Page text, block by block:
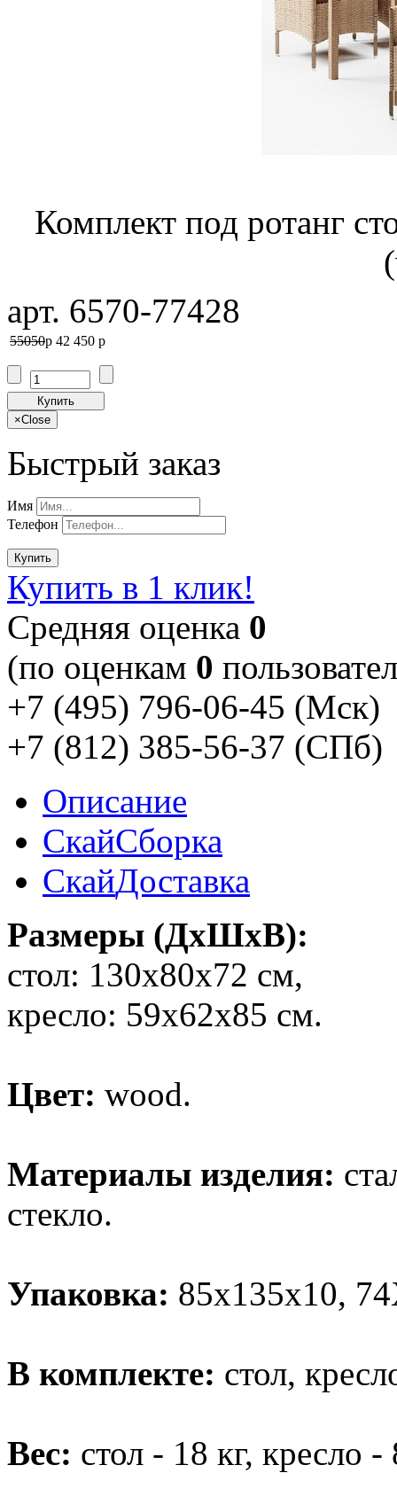
Комплект под ротанг
арт. 6570-77428
55050p 42 450 p
Купить
×Close
Быстрый заказ
Имя
Телефон
Купить
Купить в 1 клик!
Cредняя оценка 0
(по оценкам 0
+7 (495) 796-06-45 (Мск)
+7 (812) 385-56-37 (СПб)
Описание
СкайСборка
СкайДоставка
Размеры (ДхШхВ):
стол: 130х80х72 см,
кресло: 59х62х85 см.
Цвет: wood.
Материалы изделия:
стекло.
Упаковка: 85х135х10,
В комплекте: стол,
Вес: стол - 18 кг, кресло -